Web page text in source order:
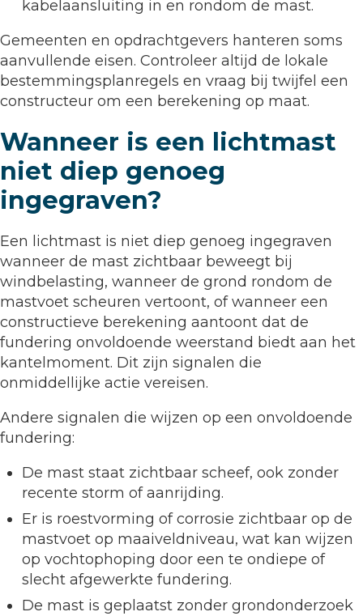
kabelaansluiting in en rondom de mast.
Gemeenten en opdrachtgevers hanteren soms
aanvullende eisen. Controleer altijd de lokale
bestemmingsplanregels en vraag bij twijfel een
constructeur om een berekening op maat.
Wanneer is een lichtmast
niet diep genoeg
ingegraven?
Een lichtmast is niet diep genoeg ingegraven
wanneer de mast zichtbaar beweegt bij
windbelasting, wanneer de grond rondom de
mastvoet scheuren vertoont, of wanneer een
constructieve berekening aantoont dat de
fundering onvoldoende weerstand biedt aan het
kantelmoment. Dit zijn signalen die
onmiddellijke actie vereisen.
Andere signalen die wijzen op een onvoldoende
fundering:
De mast staat zichtbaar scheef, ook zonder
recente storm of aanrijding.
Er is roestvorming of corrosie zichtbaar op de
mastvoet op maaiveldniveau, wat kan wijzen
op vochtophoping door een te ondiepe of
slecht afgewerkte fundering.
De mast is geplaatst zonder grondonderzoek